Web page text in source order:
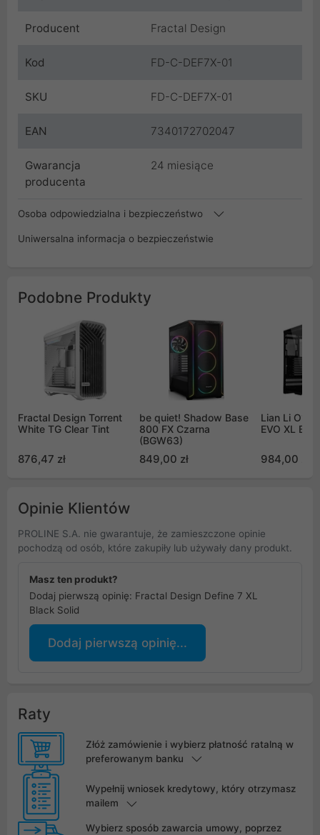
Producent Fractal Design
Kod FD-C-DEF7X-01
SKU FD-C-DEF7X-01
EAN 7340172702047
Gwarancja
producenta
24 miesiące
Osoba odpowiedzialna i bezpieczeństwo
Uniwersalna informacja o bezpieczeństwie
Podobne Produkty
Fractal Design Torrent
White TG Clear Tint
876,47 zł
be quiet! Shadow Base
800 FX Czarna
(BGW63)
849,00 zł
Lian Li O11
EVO XL
984,00 zł
Opinie Klientów
PROLINE S.A. nie gwarantuje, że zamieszczone opinie
pochodzą od osób, które zakupiły lub używały dany produkt.
Masz ten produkt?
Dodaj pierwszą opinię: Fractal Design Define 7 XL
Black Solid
Dodaj pierwszą opinię...
Raty
Złóż zamówienie i wybierz płatność ratalną w
preferowanym banku
Wypełnij wniosek kredytowy, który otrzymasz
mailem
Wybierz sposób zawarcia umowy, poprzez